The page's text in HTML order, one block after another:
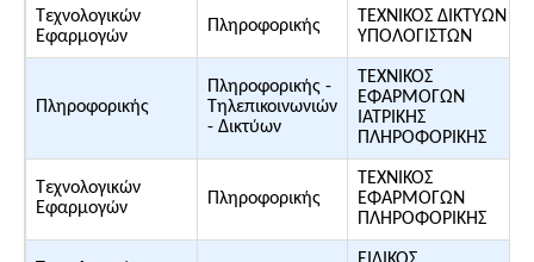
Τεχνολογικών
Εφαρμογών
Πληροφορικής
ΤΕΧΝΙΚΟΣ ΔΙΚΤΥΩΝ
ΥΠΟΛΟΓΙΣΤΩΝ
Πληροφορικής
Πληροφορικής -
Τηλεπικοινωνιών
- Δικτύων
ΤΕΧΝΙΚΟΣ
ΕΦΑΡΜΟΓΩΝ
ΙΑΤΡΙΚΗΣ
ΠΛΗΡΟΦΟΡΙΚΗΣ
Τεχνολογικών
Εφαρμογών
Πληροφορικής
ΤΕΧΝΙΚΟΣ
ΕΦΑΡΜΟΓΩΝ
ΠΛΗΡΟΦΟΡΙΚΗΣ